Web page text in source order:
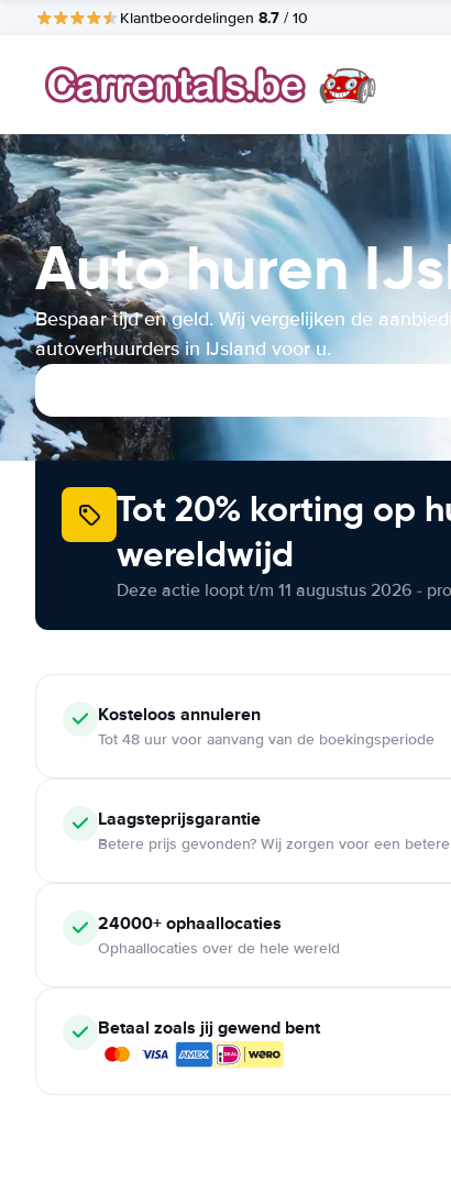
Klantbeoordelingen 8.7 / 10
Auto huren
Bespaar tijd en geld. Wij vergelijken de
autoverhuurders in IJsland voor u.
Tot 20% korting op
wereldwijd
Deze actie loopt t/m 11 augustus 2026 -
Kosteloos annuleren
Tot 48 uur voor aanvang van de boekingsperiode
Laagsteprijsgarantie
Betere prijs gevonden? Wij zorgen voor een
24000+ophaallocaties
Ophaallocaties over de hele wereld
Betaal zoals jij gewend bent